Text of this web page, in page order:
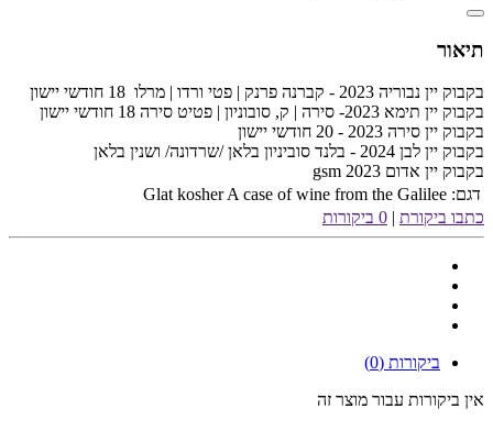
תיאור
בקבוק יין נבוריה 2023 - קברנה פרנק | פטי ורדו | מרלו 18 חודשי יישון
בקבוק יין תימא 2023- סירה | ק, סובוניון | פטיט סירה 18 חודשי יישון
בקבוק יין סירה 2023 - 20 חודשי יישון
בקבוק יין לבן 2024 - בלנד סוביניון בלאן /שרדונה/ ושנין בלאן
בקבוק יין אדום gsm 2023
דגם: Glat kosher A case of wine from the Galilee
כתבו ביקורת | 0 ביקורות
ביקורות (0)
אין ביקורות עבור מוצר זה